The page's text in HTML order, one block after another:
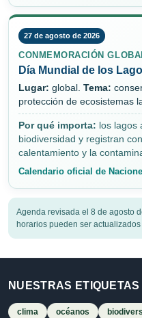
27 de agosto de 2026
CONMEMORACIÓN
Día Mundial de los
Lugar: global. Tema:
protección de ecosistemas
Por qué importa: los lagos
biodiversidad y registran
calentamiento y la
Calendario oficial de
Agenda revisada el 8 de agosto
horarios pueden ser
NUESTRAS
clima océanos